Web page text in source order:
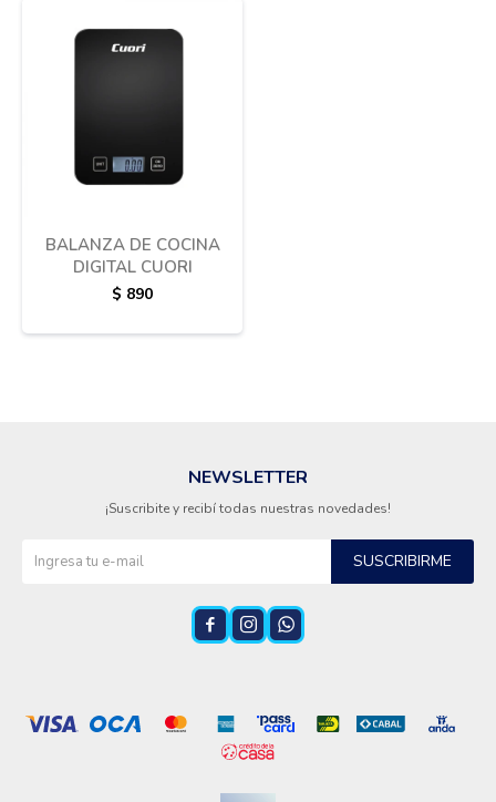
BALANZA DE COCINA
DIGITAL CUORI
$ 890
NEWSLETTER
¡Suscribite y recibí todas nuestras novedades!
SUSCRIBIRME
  